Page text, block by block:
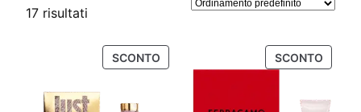
17 risultati
SCONTOPRODOTTO
IN
SCONTO
IN